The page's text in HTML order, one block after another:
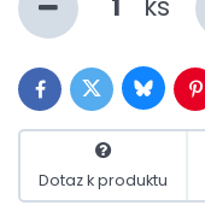
FacebookTwitterBluesky
Dotaz k produktu